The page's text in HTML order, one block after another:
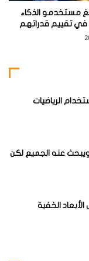
مستخدمو الذكاء
في تقييم قدراتهم
الرياضيات
ويبحث عنه الجميع لكن
الخفية